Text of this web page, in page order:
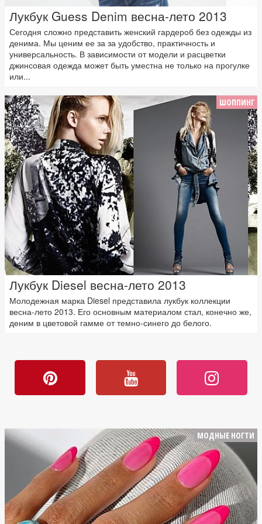
Лукбук Guess Denim весна-лето 2013
Сегодня сложно представить женский гардероб без одежды из
денима. Мы ценим ее за за удобство, практичность и
универсальность. В зависимости от модели и расцветки
джинсовая одежда может быть уместна не только на прогулке
или...
ШОППИНГ
Лукбук Diesel весна-лето 2013
Молодежная марка Diesel представила лукбук коллекции
весна-лето 2013. Его основным материалом стал, конечно же,
деним в цветовой гамме от темно-синего до белого.
МОДНЫЕ НОГТИ